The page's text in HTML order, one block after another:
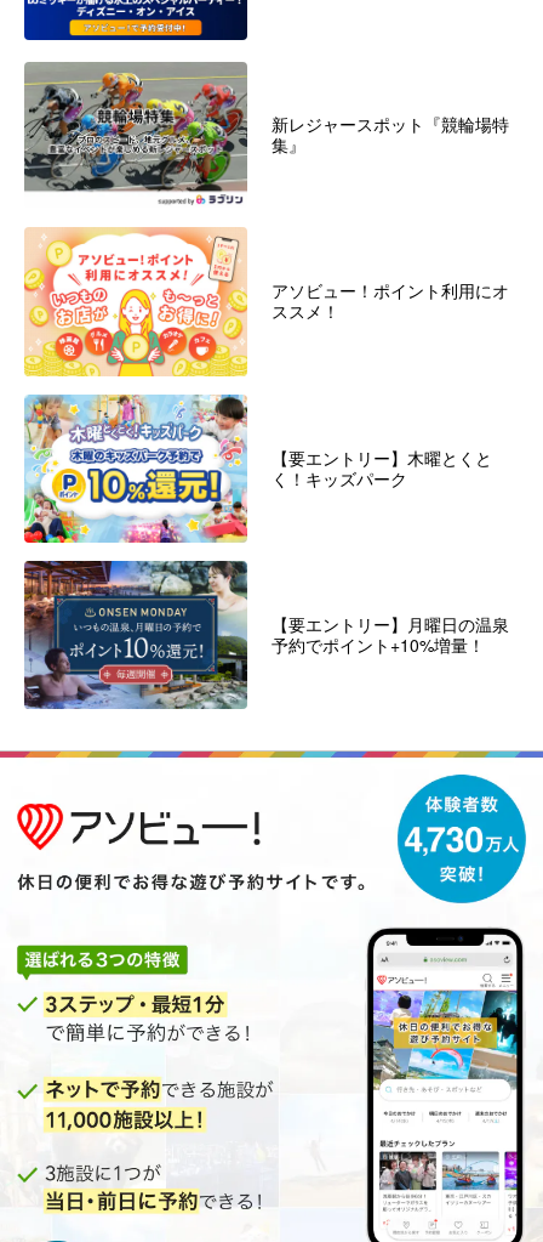
新レジャースポット『競輪場特
集』
アソビュー！ポイント利用にオ
ススメ！
【要エントリー】木曜とくと
く！キッズパーク
【要エントリー】月曜日の温泉
予約でポイント+10%増量！